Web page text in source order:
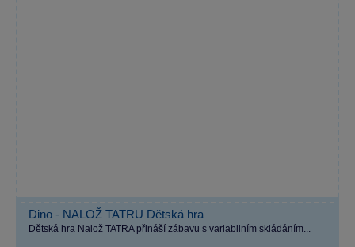
Dino - NALOŽ TATRU Dětská hra
Dětská hra Nalož TATRA přináší zábavu s variabilním skládáním...